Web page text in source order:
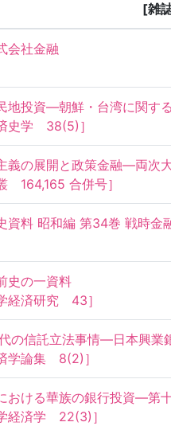
[雑
会社金融
地投資—朝鮮・台湾に関す
史学　38(5)］
義の展開と政策金融—両次
　164,165 合併号］
資料 昭和編 第34巻 戦時金
史の一資料
経済研究　43］
の信託立法事情—日本興業
学論集　8(2)］
おける華族の銀行投資—第
経済学　22(3)］